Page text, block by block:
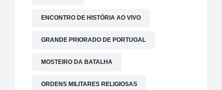
ENCONTRO DE HISTÓRIA AO VIVO
GRANDE PRIORADO DE PORTUGAL
MOSTEIRO DA BATALHA
ORDENS MILITARES RELIGIOSAS